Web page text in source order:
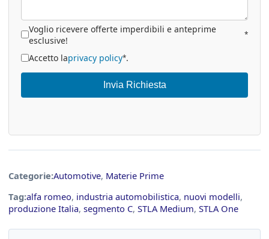
Voglio ricevere offerte imperdibili e anteprime
esclusive!
*
Accetto laprivacy policy*.
Invia Richiesta
Categorie:Automotive, Materie Prime
Tag:alfa romeo, industria automobilistica, nuovi modelli,
produzione Italia, segmento C, STLA Medium, STLA One